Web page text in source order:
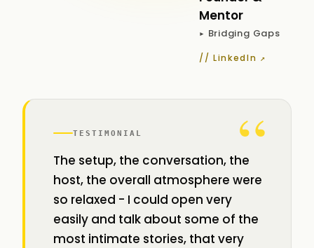
Mentor
▸ Bridging Gaps
// LinkedIn ↗
TESTIMONIAL “
The setup, the conversation, the
host, the overall atmosphere were
so relaxed - I could open very
easily and talk about some of the
most intimate stories, that very